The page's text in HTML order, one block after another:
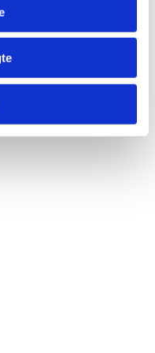
fag årligt, med
på alle niveauer.